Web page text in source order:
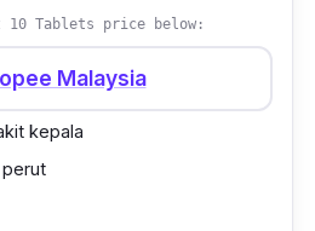
10 Tablets price below:
Malaysia
kepala